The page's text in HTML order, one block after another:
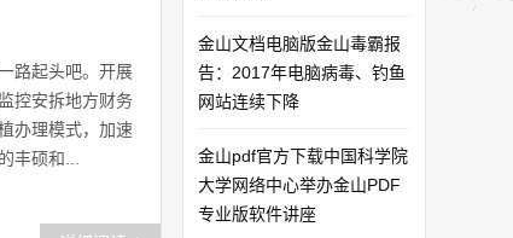
路起头吧。开展
控安拆地方财务
办理模式，加速
丰硕和...
金山文档电脑版金山毒霸报
告：2017年电脑病毒、钓鱼
网站连续下降
金山pdf官方下载中国科学院
大学网络中心举办金山PDF
专业版软件讲座